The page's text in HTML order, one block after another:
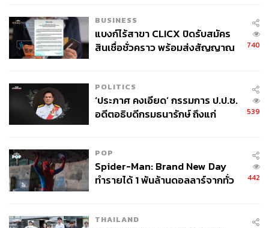
BUSINESS
แบงก์ไร้สาขา CLICX ปิดรับสมัคร
สินเชื่อชั่วคราว พร้อมส่งสัญญาณ
740
POLITICS
‘ประภาศ คงเอียด’ กรรมการ ป.ป.ช.
อดีตอธิบดีกรมธนารักษ์ ถึงแก่
539
POP
Spider-Man: Brand New Day
ทำรายได้ 1 พันล้านดอลลาร์จากทั่ว
442
THAILAND